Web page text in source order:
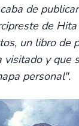
de
de
un libro de
visitado y que
personal".